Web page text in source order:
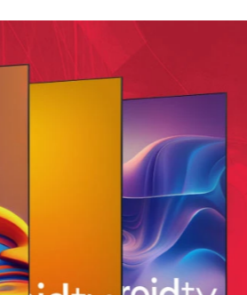
, con un acabado
hogar y recuerda que